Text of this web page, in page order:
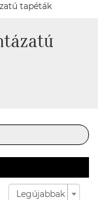
tapéták
Legújabbak